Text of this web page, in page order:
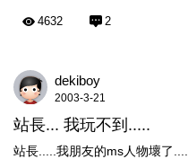
4632 2
dekiboy
2003-3-21
站長... 我玩不到.....
站長.....我朋友的ms人物壞了